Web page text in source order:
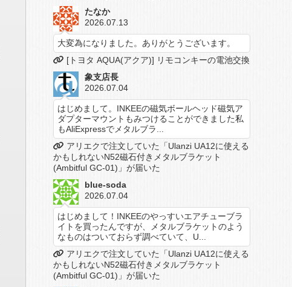
たなか
2026.07.13
大変為になりました。ありがとうございます。
[トヨタ AQUA(アクア)] リモコンキーの電池交換
象支店長
2026.07.04
はじめまして。INKEEの磁気ボールヘッド磁気ア
ダプターマウントもみつけることができました私
もAliExpressでメタルブラ...
アリエクで注文していた「Ulanzi UA12に使える
かもしれないN52磁石付きメタルブラケット
(Ambitful GC-01)」が届いた
blue-soda
2026.07.04
はじめまして！INKEEのやっすいエアチューブラ
イトを買ったんですが、メタルブラケットのよう
なものはついておらず調べていて、U...
アリエクで注文していた「Ulanzi UA12に使える
かもしれないN52磁石付きメタルブラケット
(Ambitful GC-01)」が届いた